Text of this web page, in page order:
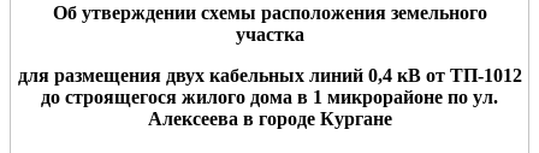
Об утверждении схемы расположения земельного
участка
для размещения двух кабельных линий 0,4 кВ от ТП-1012
до строящегося жилого дома в 1 микрорайоне по ул.
Алексеева в городе Кургане